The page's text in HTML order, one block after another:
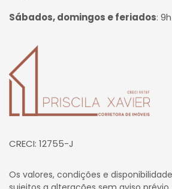
Sábados, domingos e feriados:
Página inicial
CRECI: 12755-J
Os valores, condições e